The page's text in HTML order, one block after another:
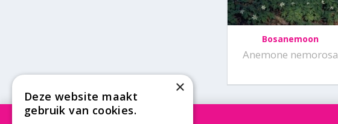
Bosanemoon
Anemone nemorosa
×
Deze website maakt
gebruik van cookies.